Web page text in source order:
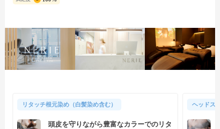
リタッチ根元染め（白髪染め含む）
頭皮を守りながら豊富なカラーでのリタ
ヘッドス